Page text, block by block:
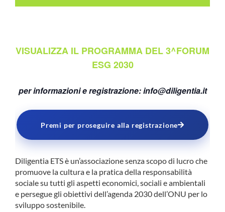
VISUALIZZA IL PROGRAMMA DEL 3^FORUM
ESG 2030
per informazioni e registrazione:info@diligentia.it
Premi per proseguire alla registrazione
Diligentia ETS è un’associazione senza scopo di lucro che
promuove la cultura e la pratica della responsabilità
sociale su tutti gli aspetti economici, sociali e ambientali
e persegue gli obiettivi dell’agenda 2030 dell’ONU per lo
sviluppo sostenibile.